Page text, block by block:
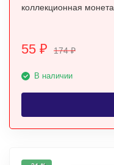
коллекционная монета
55 ₽ 174₽
В наличии